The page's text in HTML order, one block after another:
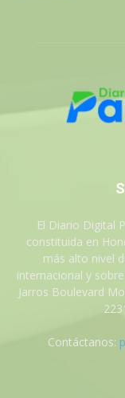
El Diario Digital
constituida en
más alto nivel
internacional y
Jarros Boulevard
Contáctanos: